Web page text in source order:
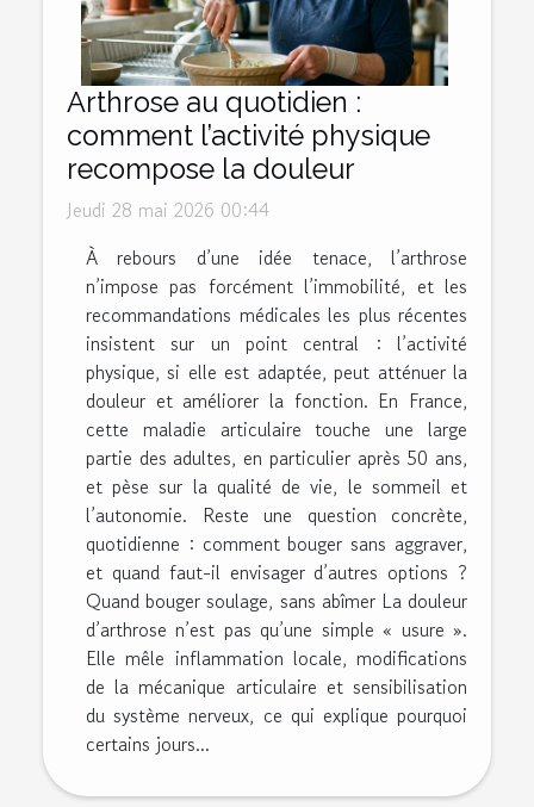
Arthrose au quotidien :
comment l’activité physique
recompose la douleur
Jeudi 28 mai 2026 00:44
À rebours d’une idée tenace, l’arthrose
n’impose pas forcément l’immobilité, et les
recommandations médicales les plus récentes
insistent sur un point central : l’activité
physique, si elle est adaptée, peut atténuer la
douleur et améliorer la fonction. En France,
cette maladie articulaire touche une large
partie des adultes, en particulier après 50 ans,
et pèse sur la qualité de vie, le sommeil et
l’autonomie. Reste une question concrète,
quotidienne : comment bouger sans aggraver,
et quand faut-il envisager d’autres options ?
Quand bouger soulage, sans abîmer La douleur
d’arthrose n’est pas qu’une simple « usure ».
Elle mêle inflammation locale, modifications
de la mécanique articulaire et sensibilisation
du système nerveux, ce qui explique pourquoi
certains jours...